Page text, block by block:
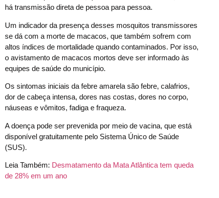
há transmissão direta de pessoa para pessoa.
Um indicador da presença desses mosquitos transmissores
se dá com a morte de macacos, que também sofrem com
altos índices de mortalidade quando contaminados. Por isso,
o avistamento de macacos mortos deve ser informado às
equipes de saúde do município.
Os sintomas iniciais da febre amarela são febre, calafrios,
dor de cabeça intensa, dores nas costas, dores no corpo,
náuseas e vômitos, fadiga e fraqueza.
A doença pode ser prevenida por meio de vacina, que está
disponível gratuitamente pelo Sistema Único de Saúde
(SUS).
Leia Também: Desmatamento da Mata Atlântica tem queda
de 28% em um ano